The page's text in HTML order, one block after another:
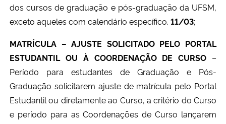
dos cursos de graduação e pós-graduação da UFSM,
exceto aqueles com calendário específico. 11/03;
MATRÍCULA – AJUSTE SOLICITADO PELO PORTAL
ESTUDANTIL OU À COORDENAÇÃO DE CURSO –
Período para estudantes de Graduação e Pós-
Graduação solicitarem ajuste de matrícula pelo Portal
Estudantil ou diretamente ao Curso, a critério do Curso
e período para as Coordenações de Curso lançarem